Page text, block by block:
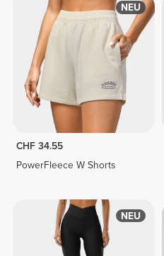
NEU
CHF 34.55
PowerFleece W Shorts
NEU